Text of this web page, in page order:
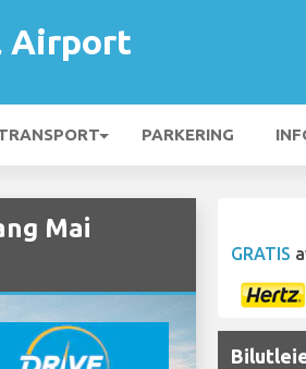
Airport
PARKERING
Mai
GRATIS